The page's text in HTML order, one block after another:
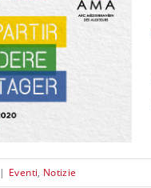
| Eventi, Notizie